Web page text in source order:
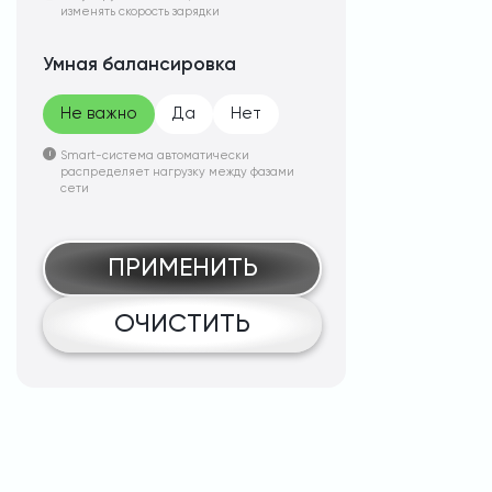
изменять скорость зарядки
Умная балансировка
Не важно Да Нет
Smart-система автоматически
распределяет нагрузку между фазами
сети
ПРИМЕНИТЬ
ОЧИСТИТЬ